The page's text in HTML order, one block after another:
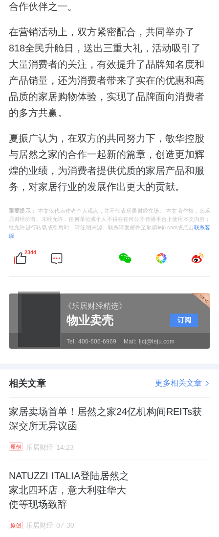
合作伙伴之一。
在营销活动上，双方紧密配合，共同举办了
818全民升舱日，送出三重大礼，活动吸引了
大量消费者的关注，有效提升了品牌知名度和
产品销量，还为消费者带来了实在的优惠和高
品质的家居购物体验，实现了品牌面向消费者
的多方共赢。
夏振广认为，在双方的共同努力下，敏华控股
与居然之家的合作一起新的篇章，创造更加辉
煌的业绩，为消费者提供优质的家居产品和服
务，对家居行业的发展作出更大的贡献。
重要提示：
本文仅代表作者个人观点，并不代表乐居财经立场。 本文著作权，归乐
居财经所有。未经允许，任何单位或个人不得在任何公开传播平台上使用本文内容；
经允许进行转载或引用时，请注明来源。联系请发邮件至ljcj@leju.com或点击联系客
服
2344
《乐居财经精选》
物业卖壳
Tel: 400-606-6969 Mail: ljcj@leju.com
订阅
相关文章 更多相关文章
家居卖场首单！居然之家24亿机构间REITs获
深交所无异议函
原创 乐居财经 14:23
NATUZZI ITALIA登陆居然之
家北四环店，意大利驻华大
使等现场致辞
原创 乐居财经 07-30